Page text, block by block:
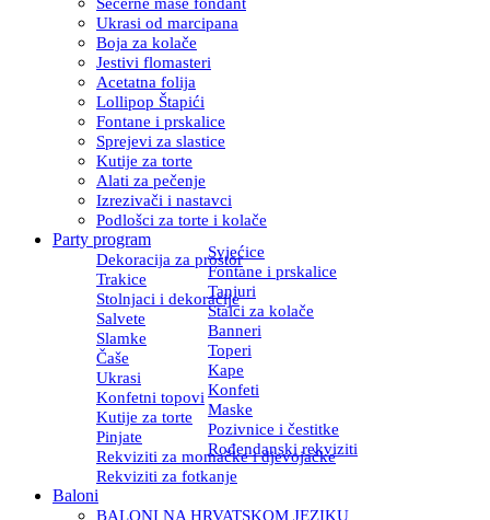
Ukrasi od marcipana
Boja za kolače
Jestivi flomasteri
Acetatna folija
Lollipop Štapići
Fontane i prskalice
Sprejevi za slastice
Kutije za torte
Alati za pečenje
Izrezivači i nastavci
Podlošci za torte i kolače
Party program
Dekoracija za prostor
Svjećice
Trakice
Fontane i prskalice
Stolnjaci i dekoracije
Tanjuri
Salvete
Stalci za kolače
Slamke
Banneri
Čaše
Toperi
Ukrasi
Kape
Konfetni topovi Konfeti
Kutije za torte
Maske
Pinjate
Pozivnice i čestitke
Rekviziti za momačke i djevojačke
Rođendanski rekviziti
Rekviziti za fotkanje
Baloni
BALONI NA HRVATSKOM JEZIKU